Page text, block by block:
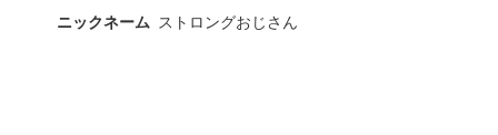
ニックネーム ストロングおじさん